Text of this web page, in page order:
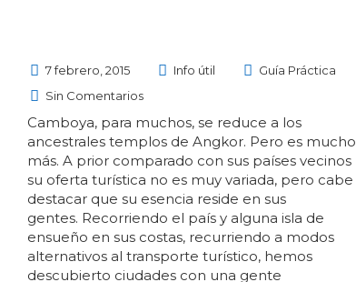
7 febrero, 2015 Info útil
Guía Práctica
Sin Comentarios
Camboya, para muchos, se reduce a los
ancestrales templos de Angkor. Pero es mucho
más. A prior comparado con sus países vecinos
su oferta turística no es muy variada, pero cabe
destacar que su esencia reside en sus
gentes. Recorriendo el país y alguna isla de
ensueño en sus costas, recurriendo a modos
alternativos al transporte turístico, hemos
descubierto ciudades con una gente